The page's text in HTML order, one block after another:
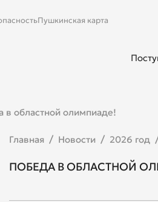
Пушкинская карта
в областной олимпиаде!
Главная Новости 2026 год
ПОБЕДА В ОБЛАСТНОЙ